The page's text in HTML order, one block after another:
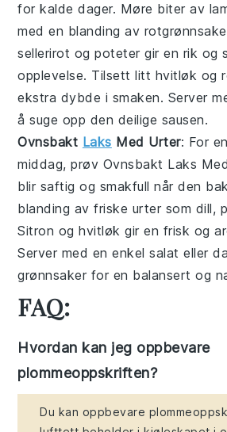
for kalde dager. Møre biter av
med en blanding av
sellerirot og poteter gir en rik og
opplevelse. Tilsett litt hvitløk og
ekstra dybde i smaken. Server
å suge opp den deilige sausen.
Ovnsbakt Laks Med Urter: For
middag, prøv Ovnsbakt Laks
blir saftig og smakfull når den
blanding av friske urter som dill,
Sitron og hvitløk gir en frisk og
Server med en enkel salat eller
grønnsaker for en balansert og
FAQ:
Hvordan kan jeg oppbevare
plommeoppskriften?
Du kan oppbevare